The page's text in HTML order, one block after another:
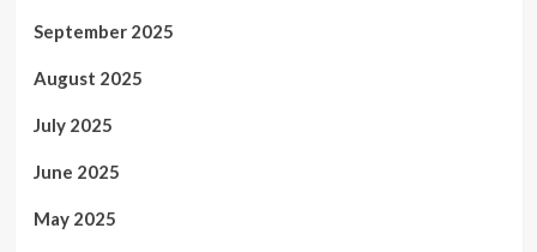
September 2025
August 2025
July 2025
June 2025
May 2025